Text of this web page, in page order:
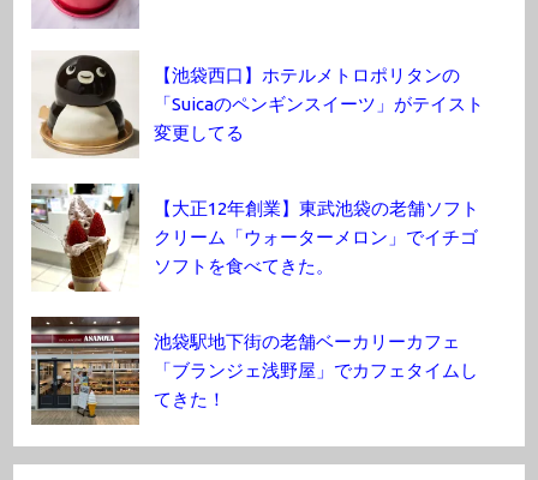
【池袋西口】ホテルメトロポリタンの
「Suicaのペンギンスイーツ」がテイスト
変更してる
【大正12年創業】東武池袋の老舗ソフト
クリーム「ウォーターメロン」でイチゴ
ソフトを食べてきた。
池袋駅地下街の老舗ベーカリーカフェ
「ブランジェ浅野屋」でカフェタイムし
てきた！